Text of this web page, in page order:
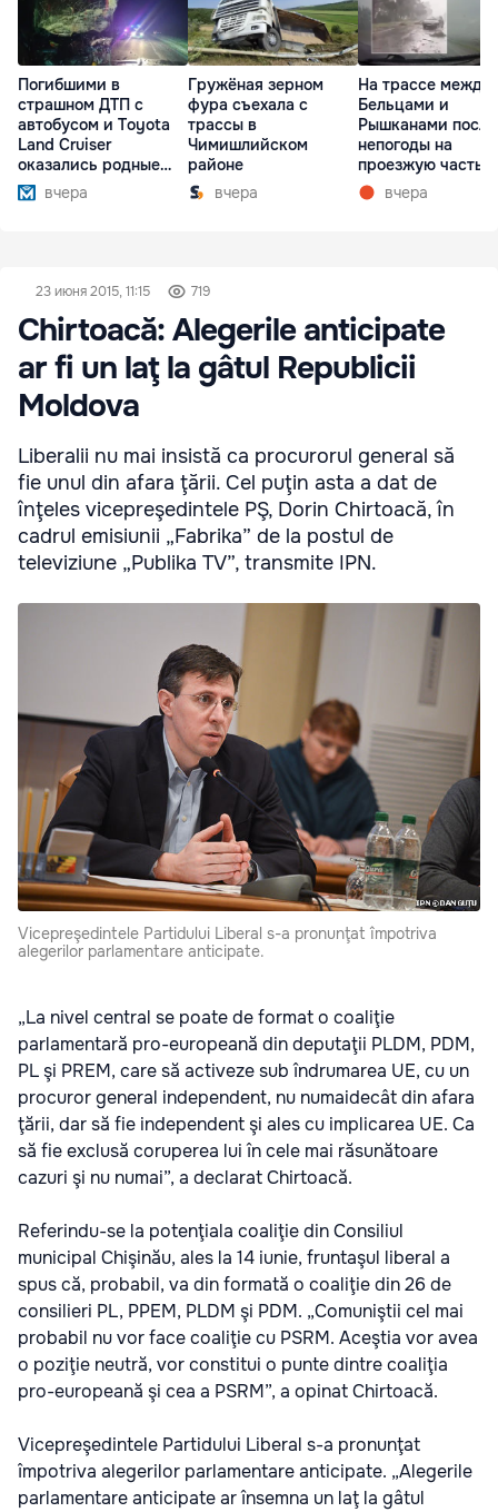
Погибшими в
страшном ДТП с
автобусом и Toyota
Land Cruiser
оказались родные
братьявчера
Гружёная зерном
фура съехала с
трассы в
Чимишлийском
районе
вчера
На трассе между
Бельцами и
Рышканами после
непогоды на
проезжую часть
упали деревья
вчера
23 июня 2015, 11:15 719
Chirtoacă: Alegerile anticipate
ar fi un laţ la gâtul Republicii
Moldova
Liberalii nu mai insistă ca procurorul general să
fie unul din afara ţării. Cel puţin asta a dat de
înţeles vicepreşedintele PŞ, Dorin Chirtoacă, în
cadrul emisiunii „Fabrika” de la postul de
televiziune „Publika TV”, transmite IPN.
Vicepreşedintele Partidului Liberal s-a pronunţat împotriva
alegerilor parlamentare anticipate.
„La nivel central se poate de format o coaliţie
parlamentară pro-europeană din deputaţii PLDM, PDM,
PL şi PREM, care să activeze sub îndrumarea UE, cu un
procuror general independent, nu numaidecât din afara
ţării, dar să fie independent şi ales cu implicarea UE. Ca
să fie exclusă coruperea lui în cele mai răsunătoare
cazuri şi nu numai”, a declarat Chirtoacă.
Referindu-se la potenţiala coaliţie din Consiliul
municipal Chişinău, ales la 14 iunie, fruntaşul liberal a
spus că, probabil, va din formată o coaliţie din 26 de
consilieri PL, PPEM, PLDM şi PDM. „Comuniştii cel mai
probabil nu vor face coaliţie cu PSRM. Aceştia vor avea
o poziţie neutră, vor constitui o punte dintre coaliţia
pro-europeană şi cea a PSRM”, a opinat Chirtoacă.
Vicepreşedintele Partidului Liberal s-a pronunţat
împotriva alegerilor parlamentare anticipate. „Alegerile
parlamentare anticipate ar însemna un laţ la gâtul